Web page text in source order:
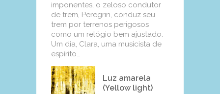
imponentes, o zeloso condutor
de trem, Peregrin, conduz seu
trem por terrenos perigosos
como um relógio bem ajustado.
Um dia, Clara, uma musicista de
espírito…
Luz amarela
(Yellow light)